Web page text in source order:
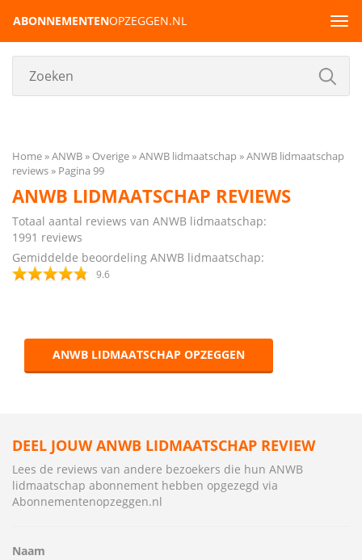
ABONNEMENTENOPZEGGEN.NL
Home ANWB Overige ANWB lidmaatschap
ANWB lidmaatschap
reviews
Pagina 99
ANWB LIDMAATSCHAP REVIEWS
Totaal aantal reviews van ANWB lidmaatschap:
1991 reviews
Gemiddelde beoordeling ANWB lidmaatschap:
9.6
ANWB LIDMAATSCHAP OPZEGGEN
DEEL JOUW ANWB LIDMAATSCHAP REVIEW
Lees de reviews van andere bezoekers die hun ANWB
lidmaatschap abonnement hebben opgezegd via
Abonnementenopzeggen.nl
Naam